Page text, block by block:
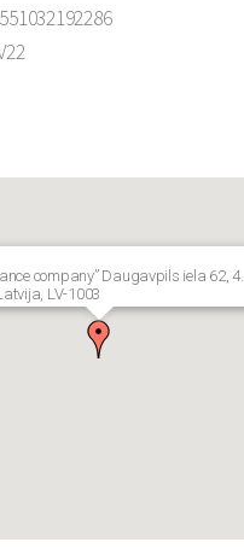
company” Daugavpils iela 62, 4.
LV-1003